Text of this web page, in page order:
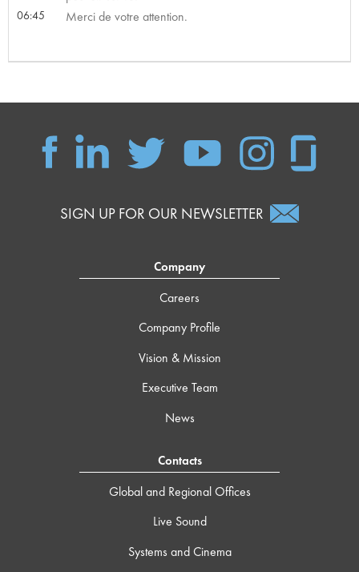
06:45 Merci de votre attention.
SIGN UP FOR OUR NEWSLETTER
Company
Careers
Company Profile
Vision & Mission
Executive Team
News
Contacts
Global and Regional Offices
Live Sound
Systems and Cinema